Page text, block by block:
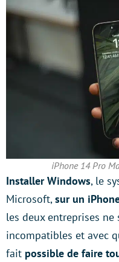
iPhone 14 Pro
Installer Windows, le
Microsoft,sur un
les deux entreprises
incompatibles et avec
fait possible de faire